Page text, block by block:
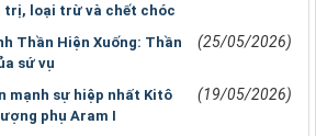
trị, loại trừ và chết chóc
Thần Hiện Xuống: Thần
sứ vụ
(25/05/2026)
mạnh sự hiệp nhất Kitô
phụ Aram I
(19/05/2026)